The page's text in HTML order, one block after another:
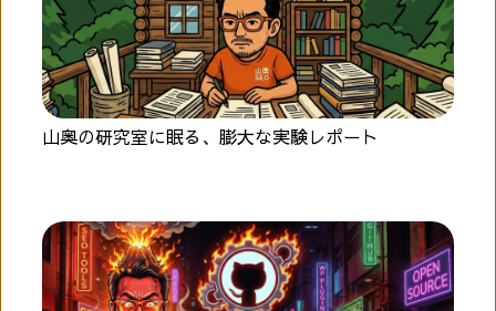
山奥の研究室に眠る、膨大な実験レポート